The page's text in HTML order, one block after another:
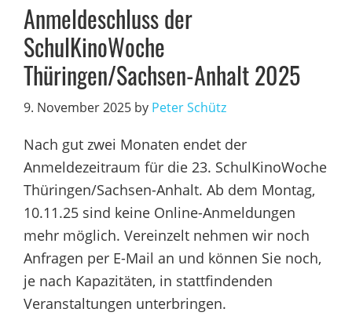
Anmeldeschluss der
SchulKinoWoche
Thüringen/Sachsen-Anhalt 2025
9. November 2025 by Peter Schütz
Nach gut zwei Monaten endet der
Anmeldezeitraum für die 23. SchulKinoWoche
Thüringen/Sachsen-Anhalt. Ab dem Montag,
10.11.25 sind keine Online-Anmeldungen
mehr möglich. Vereinzelt nehmen wir noch
Anfragen per E-Mail an und können Sie noch,
je nach Kapazitäten, in stattfindenden
Veranstaltungen unterbringen.